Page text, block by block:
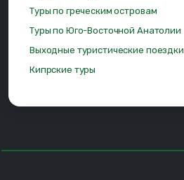
Туры по греческим островам
Туры по Юго-Восточной Анатолии
Выходные туристические поездки
Кипрские туры